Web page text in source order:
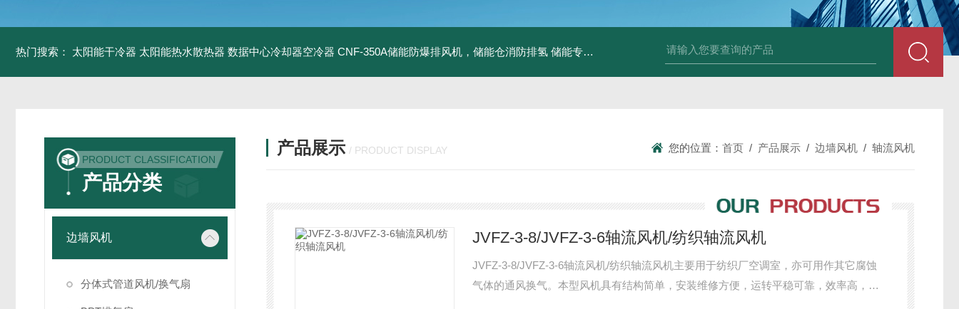
热门搜索： 太阳能干冷器 太阳能热水散热器 数据中心冷却器空冷器 CNF-350A储能防爆排风机，储能仓消防排氢 储能专用风机 储能箱风机 储能柜专用风机 PF-200/300/400/500排气扇/卫生间通风器
PRODUCT CLASSIFICATION
产品分类
边墙风机
分体式管道风机/换气扇
产品展示 / PRODUCT DISPLAY 您的位置： 首页 / 产品展示 / 边墙风机 / 轴流风机
JVFZ-3-8/JVFZ-3-6轴流风机/纺织轴流风机
JVFZ-3-8/JVFZ-3-6轴流风机/纺织轴流风机主要用于纺织厂空调室，亦可用作其它腐蚀
气体的通风换气。本型风机具有结构简单，安装维修方便，运转平稳可靠，效率高，性